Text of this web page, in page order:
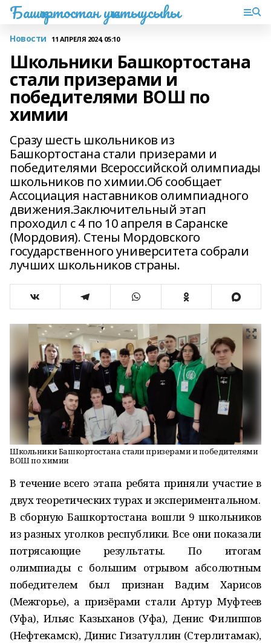
Башҡортостан уҡытыусыһы
Новости 11 АПРЕЛЯ 2024, 05:10
Школьники Башкортостана
стали призерами и
победителями ВОШ по
химии
Сразу шесть школьников из
Башкортостана стали призерами и
победителями Всероссийской олимпиады
школьников по химии.Об сообщает
Ассоциация наставников олимпиадного
движения.Заключительный этап
проходил с 4 по 10 апреля в Саранске
(Мордовия). Стены Мордовского
государственного университета собрали
лучших школьников страны.
Школьники Башкортостана стали призерами и победителями
ВОШ по химии
В течение всего этапа ребята приняли участие в
двух теоретических турах и экспериментальном.
В сборную Башкортостана вошли 9 школьников
из разных уголков республики. Все они показали
потрясающие результаты. По итогам
олимпиады с большим отрывом абсолютным
победителем был признан Вадим Харисов
(Межгорье), а призёрами стали Артур Муфтеев
(Уфа), Ильяс Казыханов (Уфа), Денис Филиппов
(Нефтекамск), Динис Гизатуллин (Стерлитамак),